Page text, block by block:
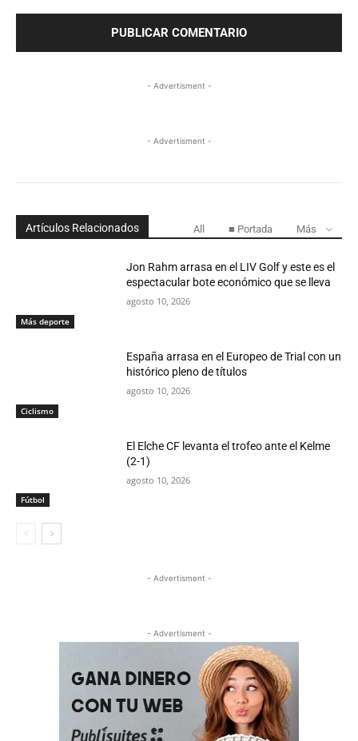
- Advertisment -
- Advertisment -
Artículos Relacionados All ■ Portada Más
Más deporte
Jon Rahm arrasa en el LIV Golf y este es el
espectacular bote económico que se lleva
agosto 10, 2026
Ciclismo
España arrasa en el Europeo de Trial con un
histórico pleno de títulos
agosto 10, 2026
Fútbol
El Elche CF levanta el trofeo ante el Kelme
(2-1)
agosto 10, 2026
- Advertisment -
- Advertisment -